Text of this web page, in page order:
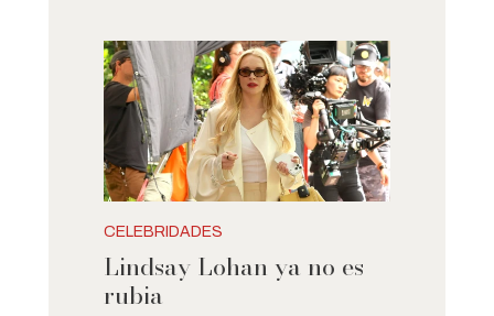
CELEBRIDADES
Lindsay Lohan ya no es
rubia